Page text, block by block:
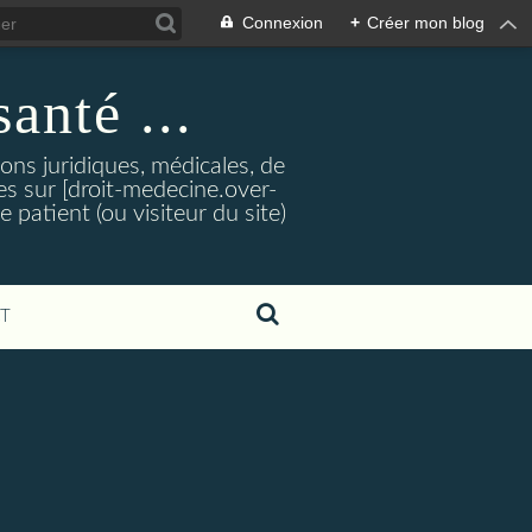
Connexion + Créer mon blog
...
juridiques, médicales, de
sur [droit-medecine.over-
patient (ou visiteur du site)